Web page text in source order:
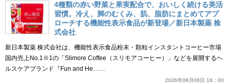
4種類の赤い野菜と果実配合で、おいしく続ける美活
習慣。冷え、脚のむくみ、肌、脂肪にまとめてアプ
ローチする機能性表示食品が新登場／新日本製薬 株
式会社
新日本製薬 株式会社は、機能性表示食品粉末・顆粒インスタントコーヒー市場
国内売上No.1※1の「Slimore Coffee（スリモアコーヒー）」などを展開するヘ
ルスケアブランド『Fun and He……
2026年08月06日 18：00